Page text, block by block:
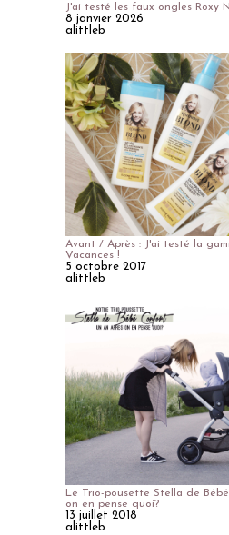
J'ai testé les faux ongles Roxy
8 janvier 2026
alittleb
Avant / Après : J'ai testé la
Vacances !
5 octobre 2017
alittleb
Le Trio-pousette Stella de
on en pense quoi?
13 juillet 2018
alittleb